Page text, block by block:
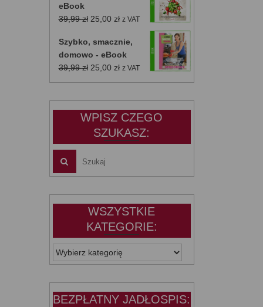
eBook
39,99zł Pierwotna
wynosiła:
39,99 zł.
25,00 złAktualna
wynosi:
25,00 zł.
z VAT
Szybko, smacznie,
domowo - eBook
39,99zł Pierwotna
cena
25,00 złAktualna
cena
z VAT
WPISZ CZEGO
SZUKASZ:
WSZYSTKIE
KATEGORIE:
WSZYSTKIE
KATEGORIE:
BEZPŁATNY JADŁOSPIS: